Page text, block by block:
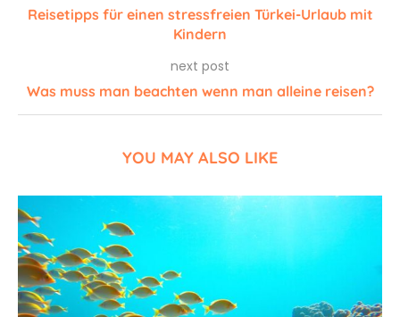
Reisetipps für einen stressfreien Türkei-Urlaub mit
Kindern
next post
Was muss man beachten wenn man alleine reisen?
YOU MAY ALSO LIKE